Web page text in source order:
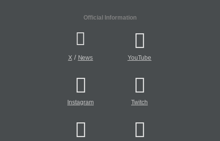
Official Information
X/ News YouTube
Instagram Twitch